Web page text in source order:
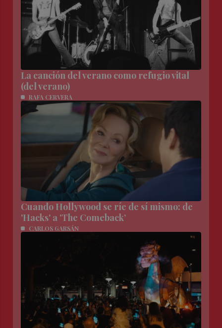
La canción del verano como refugio vital
(del verano)
RAFA CERVERA
Cuando Hollywood se ríe de sí mismo: de
'Hacks' a 'The Comeback’
CARLOS GARSÁN